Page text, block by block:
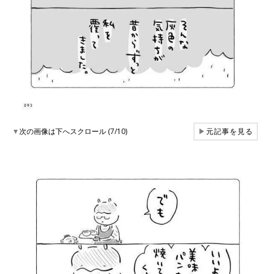
▼次の画像は下へスクロール (7/10) ▶元記事を見る